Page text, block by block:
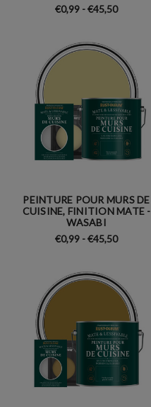
€0,99 - €45,50
PEINTURE POUR MURS DE
CUISINE, FINITION MATE -
WASABI
€0,99 - €45,50